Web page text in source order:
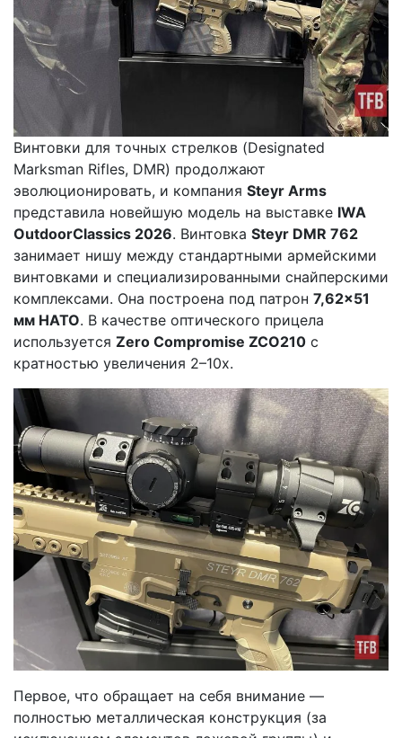
Винтовки для точных стрелков (Designated
Marksman Rifles, DMR) продолжают
эволюционировать, и компания Steyr Arms
представила новейшую модель на выставке IWA
OutdoorClassics 2026. Винтовка Steyr DMR 762
занимает нишу между стандартными армейскими
винтовками и специализированными снайперскими
комплексами. Она построена под патрон 7,62×51
мм НАТО. В качестве оптического прицела
используется Zero Compromise ZCO210 с
кратностью увеличения 2–10x.
Первое, что обращает на себя внимание —
полностью металлическая конструкция (за